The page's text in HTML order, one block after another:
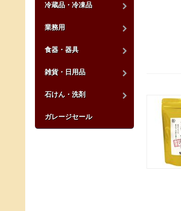
冷蔵品・冷凍品
業務用
食器・器具
雑貨・日用品
石けん・洗剤
ガレージセール